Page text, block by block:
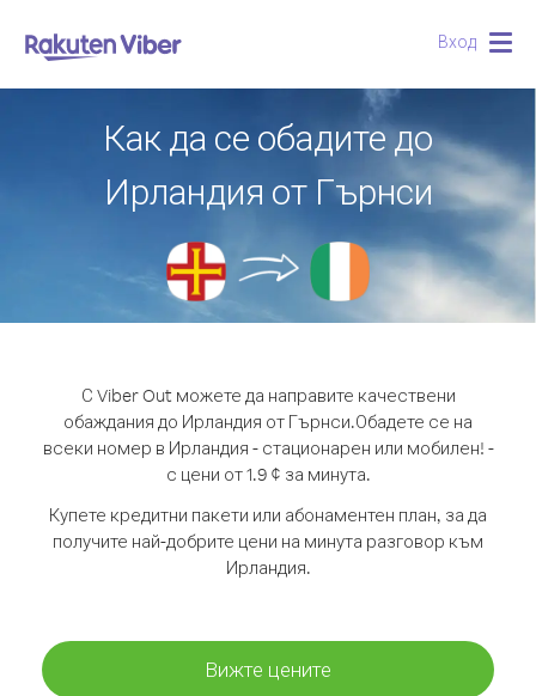
Вход
Как да се обадите до
Ирландия от Гърнси
С Viber Out можете да направите качествени
обаждания до Ирландия от Гърнси.Обадете се на
всеки номер в Ирландия - стационарен или мобилен! -
с цени от 1.9 ¢ за минута.
Купете кредитни пакети или абонаментен план, за да
получите най-добрите цени на минута разговор към
Ирландия.
Вижте цените